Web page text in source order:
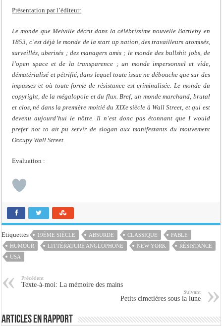
Présentation par l’éditeur:
Le monde que Melville décrit dans la célébrissime nouvelle Bartleby en
1853, c’est déjà le monde de la start up nation, des travailleurs atomisés,
surveillés, uberisés ; des managers amis ; le monde des bullshit jobs, de
l’open space et de la transparence ; un monde impersonnel et vide,
dématérialisé et pétrifié, dans lequel toute issue ne débouche que sur des
impasses et où toute forme de résistance est criminalisée. Le monde du
copyright, de la mégalopole et du flux. Bref, un monde marchand, brutal
et clos, né dans la première moitié du XIXe siècle à Wall Street, et qui est
devenu aujourd’hui le nôtre. Il n’est donc pas étonnant que I would
prefer not to ait pu servir de slogan aux manifestants du mouvement
Occupy Wall Street.
Evaluation :
Etiquettes 19ÈME SIÈCLE ABSURDE CLASSIQUE
FABLE
HUMOUR
LITTÉRATURE ANGLOPHONE NEW YORK
RÉSISTANCE
USA
Précédent
Texte-à-moi: La mémoire des mains
Suivant
Petits cimetières sous la lune
Articles en rapport